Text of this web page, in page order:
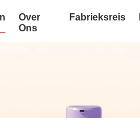
Over
Ons
Fabrieksreis